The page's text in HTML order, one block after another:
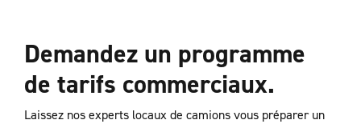
Demandez un programme
de tarifs commerciaux.
Laissez nos experts locaux de camions vous préparer un